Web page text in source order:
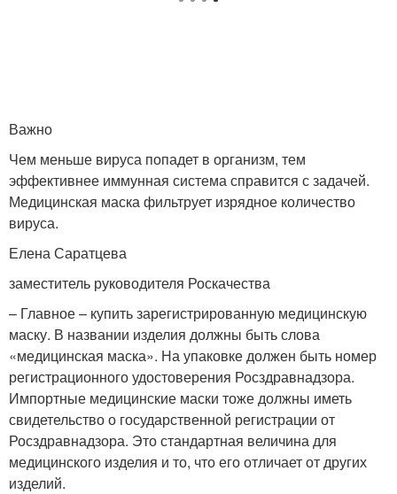
Важно
Чем меньше вируса попадет в организм, тем
эффективнее иммунная система справится с задачей.
Медицинская маска фильтрует изрядное количество
вируса.
Елена Саратцева
заместитель руководителя Роскачества
– Главное – купить зарегистрированную медицинскую
маску. В названии изделия должны быть слова
«медицинская маска». На упаковке должен быть номер
регистрационного удостоверения Росздравнадзора.
Импортные медицинские маски тоже должны иметь
свидетельство о государственной регистрации от
Росздравнадзора. Это стандартная величина для
медицинского изделия и то, что его отличает от других
изделий.